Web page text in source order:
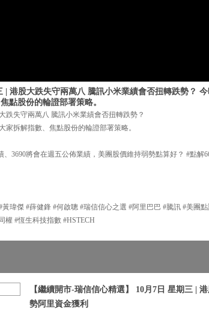
| 港股大跌失守兩萬八 騰訊小米業績會否扭轉跌勢？
點股份的輪證部署策略。
跌失守兩萬八 騰訊小米業績會否扭轉跌勢？
拆解指數、焦點股份的輪證部署策略。
3690將會在週五公佈業績，美團股價維持弱勢點算好？ #點解
瑋傑 #薛健鋒 #何啟聰 #瑞信信心之選 #阿里巴巴 #騰訊 #美團
權 #恆生科技指數 #HSTECH
【繼續開市-瑞信信心精選】 10月7日 星期三 |
勢阿里資金獲利